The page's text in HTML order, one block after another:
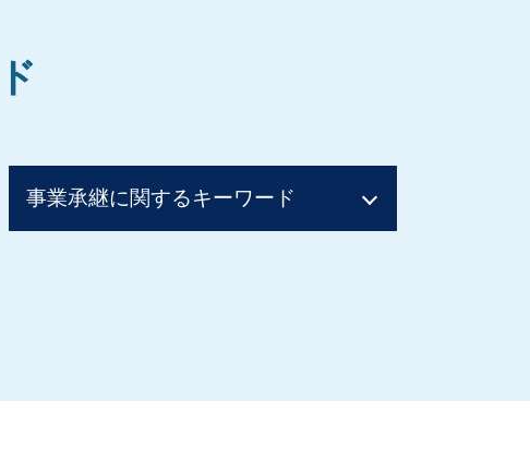
事業承継に関するキーワード